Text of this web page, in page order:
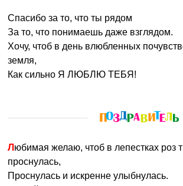
Спасибо за то, что ты рядом
За то, что понимаешь даже взглядом.
Хочу, чтоб в день влюбленных
земля,
Как сильно Я ЛЮБЛЮ ТЕБЯ!
Любимая желаю, чтоб в лепестках роз ты в этот день
проснулась,
Проснулась и искренне улыбнулась.